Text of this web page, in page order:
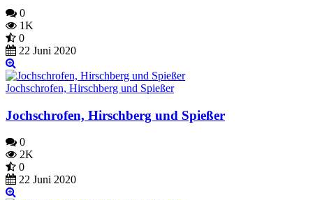
0
1K
0
22 Juni 2020
Jochschrofen, Hirschberg und Spießer
Jochschrofen, Hirschberg und Spießer
0
2K
0
22 Juni 2020